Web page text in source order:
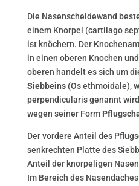
Die Nasenscheidewand
einem Knorpel (cartilago
ist knöchern. Der
in einen oberen Knochen
oberen handelt es sich um
Siebbeins(Os ethmoidale),
perpendicularis genannt
wegen seiner Form
Der vordere Anteil des
senkrechten Platte des
Anteil der knorpeligen
Im Bereich des